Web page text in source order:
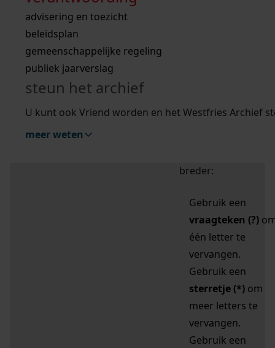
bouwvergunningen
omgevingsvergunningen
vergunningen
beeld en geluid
uitleg nodig?
Wij helpen u op weg met een aantal zoektips.
bekijk alle zoektips
Wij helpen u op weg met een aantal zoektips.
bekijk alle zoektips
bekijk ons geschiedenislokaal
advisering en toezicht
beleidsplan
gemeenschappelijke regeling
publiek jaarverslag
steun het archief
U kunt ook Vriend worden en het Westfries Archief
meer weten
zoektips
Mijn Studiezaal (inloggen)
uw zoekopdracht te
breder:
Gebruik een
vraagteken (?)
één letter te
vervangen.
Gebruik een
sterretje (*) om
meer letters te
vervangen.
Gebruik een